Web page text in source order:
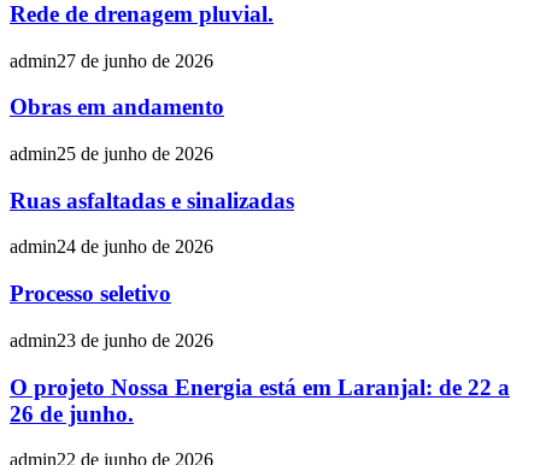
Rede de drenagem pluvial.
admin27 de junho de 2026
Obras em andamento
admin25 de junho de 2026
Ruas asfaltadas e sinalizadas
admin24 de junho de 2026
Processo seletivo
admin23 de junho de 2026
O projeto Nossa Energia está em Laranjal: de 22 a
26 de junho.
admin22 de junho de 2026